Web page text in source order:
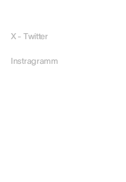
X - Twitter
Instragramm